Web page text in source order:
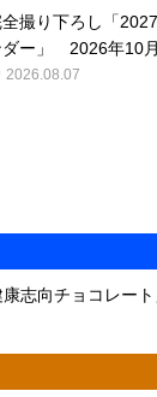
全撮り下ろし「
ダー」 2026年10
2026.08.07
志向チョコレー